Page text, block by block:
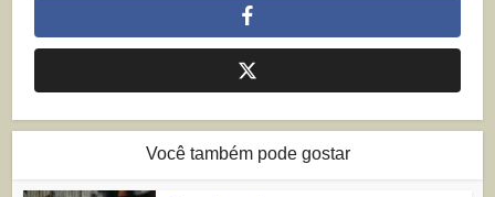
Você também pode gostar